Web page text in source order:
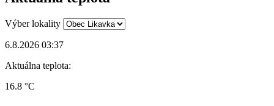
Výber lokality
6.8.2026 03:37
Aktuálna teplota:
16.8 °C